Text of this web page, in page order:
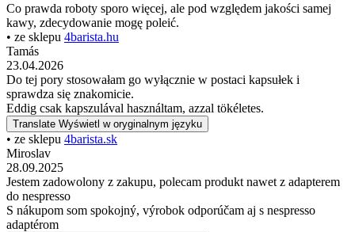
Co prawda roboty sporo więcej, ale pod względem jakości samej
kawy, zdecydowanie mogę poleić.
• ze sklepu 4barista.hu
Tamás
23.04.2026
Do tej pory stosowałam go wyłącznie w postaci kapsułek i
sprawdza się znakomicie.
Eddig csak kapszulával használtam, azzal tökéletes.
Translate Wyświetl w oryginalnym języku
• ze sklepu 4barista.sk
Miroslav
28.09.2025
Jestem zadowolony z zakupu, polecam produkt nawet z adapterem
do nespresso
S nákupom som spokojný, výrobok odporúčam aj s nespresso
adaptérom